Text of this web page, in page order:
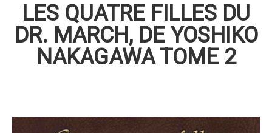
LES QUATRE FILLES DU
DR. MARCH, DE YOSHIKO
NAKAGAWA TOME 2